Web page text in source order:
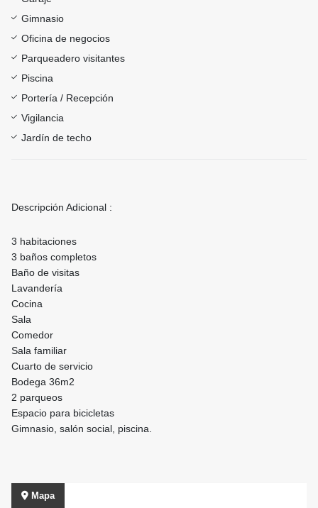
Gimnasio
Oficina de negocios
Parqueadero visitantes
Piscina
Portería / Recepción
Vigilancia
Jardín de techo
Descripción Adicional :
3 habitaciones
3 baños completos
Baño de visitas
Lavandería
Cocina
Sala
Comedor
Sala familiar
Cuarto de servicio
Bodega 36m2
2 parqueos
Espacio para bicicletas
Gimnasio, salón social, piscina.
Mapa